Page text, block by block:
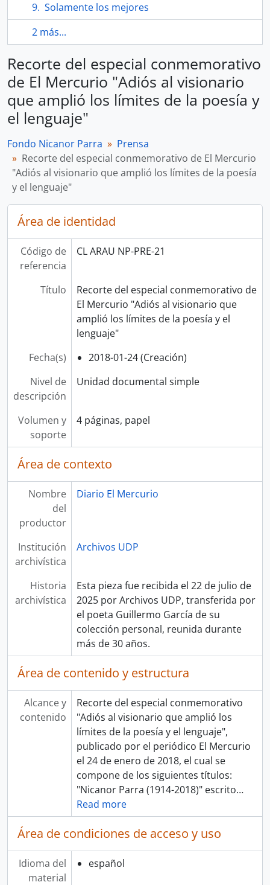
Solamente los mejores
2 más...
Recorte del especial conmemorativo
de El Mercurio "Adiós al visionario
que amplió los límites de la poesía y
el lenguaje"
Fondo Nicanor Parra
Prensa
Recorte del especial conmemorativo de El Mercurio
"Adiós al visionario que amplió los límites de la poesía
y el lenguaje"
Área de identidad
Código de
referencia
CL ARAU NP-PRE-21
Título
Recorte del especial conmemorativo de
El Mercurio "Adiós al visionario que
amplió los límites de la poesía y el
lenguaje"
Fecha(s)
2018-01-24 (Creación)
Nivel de
descripción
Unidad documental simple
Volumen y
soporte
4 páginas, papel
Área de contexto
Nombre
del
productor
Diario El Mercurio
Institución
archivística
Archivos UDP
Historia
archivística
Esta pieza fue recibida el 22 de julio de
2025 por Archivos UDP, transferida por
el poeta Guillermo García de su
colección personal, reunida durante
más de 30 años.
Área de contenido y estructura
Alcance y
contenido
Recorte del especial conmemorativo
"Adiós al visionario que amplió los
límites de la poesía y el lenguaje",
publicado por el periódico El Mercurio
el 24 de enero de 2018, el cual se
compone de los siguientes títulos:
"Nicanor Parra (1914-2018)" escrito…
Read more
Área de condiciones de acceso y uso
Idioma del
material
español